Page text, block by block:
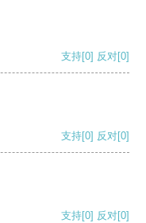
支持[0] 反对[0]
支持[0] 反对[0]
支持[0] 反对[0]